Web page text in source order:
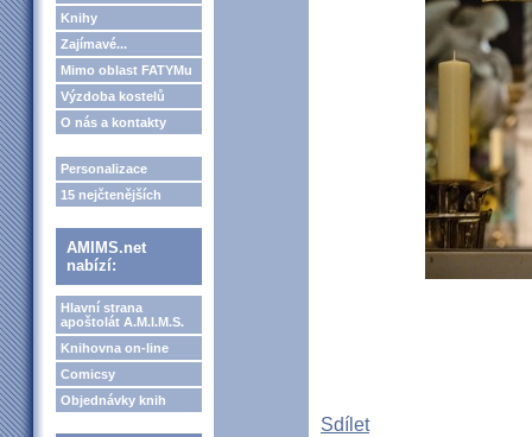
Knihy
Zajímavé...
Mimo oblast FATYMu
Výzdoba kostelů
O nás a kontakty
Personalizace
15 nejčtenějších
AMIMS.net
nabízí:
Hlavní strana
apoštolát A.M.I.M.S.
Knihovna on-line
Comicsy
Objednávky knih
Sdílet